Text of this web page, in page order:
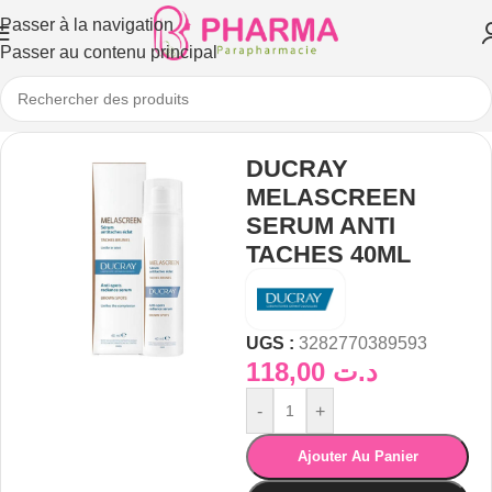
Passer à la navigation
Passer au contenu principal
DUCRAY
MELASCREEN
SERUM ANTI
TACHES 40ML
UGS : 3282770389593
د.ت
- +
Ajouter Au Panier